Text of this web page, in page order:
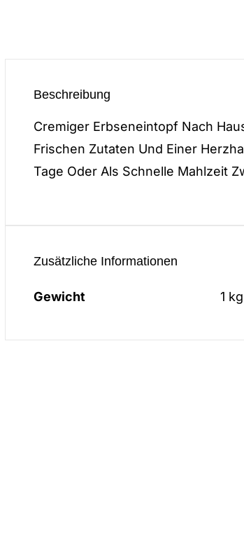
Beschreibung
Cremiger Erbseneintopf Nach
Frischen Zutaten Und Einer
Tage Oder Als Schnelle Mahlzeit
Zusätzliche Informationen
Gewicht 1 kg